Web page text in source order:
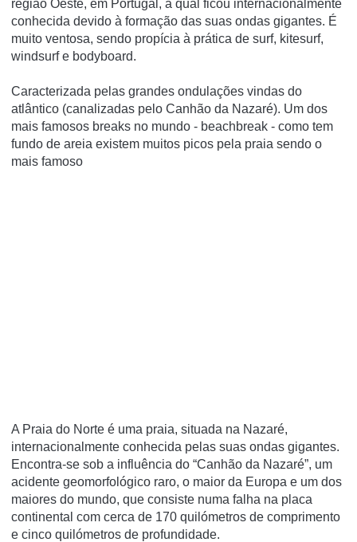
região Oeste, em Portugal, a qual ficou internacionalmente
conhecida devido à formação das suas ondas gigantes. É
muito ventosa, sendo propí­cia à prática de surf, kitesurf,
windsurf e bodyboard.
Caracterizada pelas grandes ondulações vindas do
atlântico (canalizadas pelo Canhão da Nazaré). Um dos
mais famosos breaks no mundo - beachbreak - como tem
fundo de areia existem muitos picos pela praia sendo o
mais famoso
A Praia do Norte é uma praia, situada na Nazaré,
internacionalmente conhecida pelas suas ondas gigantes.
Encontra-se sob a influência do “Canhão da Nazaré”, um
acidente geomorfológico raro, o maior da Europa e um dos
maiores do mundo, que consiste numa falha na placa
continental com cerca de 170 quilómetros de comprimento
e cinco quilómetros de profundidade.